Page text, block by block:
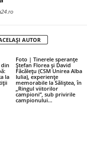
AUTOR
din
la
Foto | Tinerele speranțe
Ștefan Florea și David
Făcălețu (CSM Unirea Alba
Iulia), experiențe
memorabile la Săliștea, în
„Ringul viitorilor
campioni”, sub privirile
campionului...